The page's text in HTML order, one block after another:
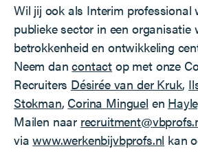
Wil jij ook als Interim professional
publieke sector in een organisatie
betrokkenheid en ontwikkeling
Neem dancontact op met onze
Recruiters Désirée van der Kruk,
Stokman, Corina Minguel en
Mailen naar
viawww.werkenbijvbprofs.nl kan